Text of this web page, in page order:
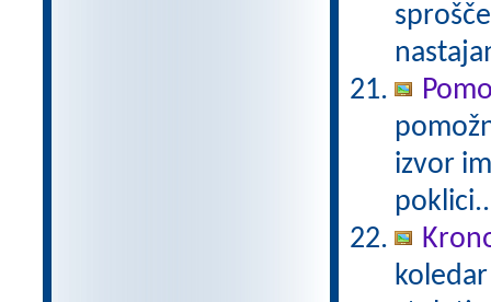
izvor